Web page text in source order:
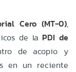
Cero (MT-0),
de la PDI de
de acopio y
en un reciente